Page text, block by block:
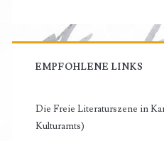
EMPFOHLENE LINKS
Die Freie Literaturszene in
Kulturamts)